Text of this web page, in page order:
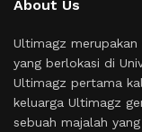
About Us
Ultimagz
yang berlokasi di
Ultimagz pertama
keluarga Ultimagz
sebuah majalah